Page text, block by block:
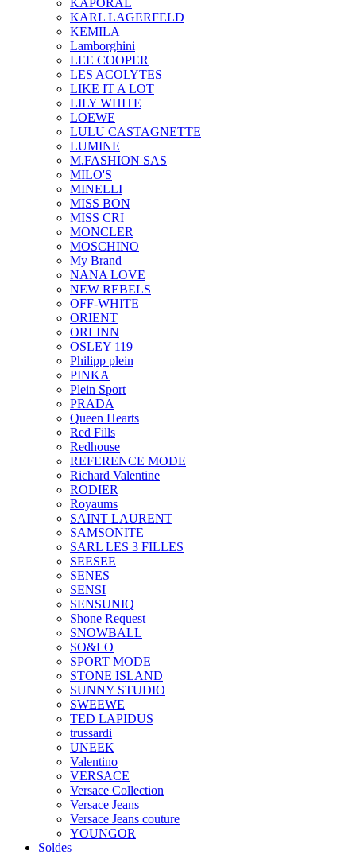
KARL LAGERFELD
KEMILA
Lamborghini
LEE COOPER
LES ACOLYTES
LIKE IT A LOT
LILY WHITE
LOEWE
LULU CASTAGNETTE
LUMINE
M.FASHION SAS
MILO'S
MINELLI
MISS BON
MISS CRI
MONCLER
MOSCHINO
My Brand
NANA LOVE
NEW REBELS
OFF-WHITE
ORIENT
ORLINN
OSLEY 119
Philipp plein
PINKA
Plein Sport
PRADA
Queen Hearts
Red Fills
Redhouse
REFERENCE MODE
Richard Valentine
RODIER
Royaums
SAINT LAURENT
SAMSONITE
SARL LES 3 FILLES
SEESEE
SENES
SENSI
SENSUNIQ
Shone Request
SNOWBALL
SO&LO
SPORT MODE
STONE ISLAND
SUNNY STUDIO
SWEEWE
TED LAPIDUS
trussardi
UNEEK
Valentino
VERSACE
Versace Collection
Versace Jeans
Versace Jeans couture
YOUNGOR
Soldes